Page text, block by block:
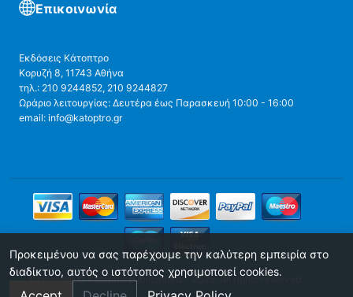
Επικοινωνία
Εκδόσεις Κάτοπτρο
Κορυζή 8, 11743 Αθήνα
τηλ.: 210 9244852, 210 9244827
Ωράριο λειτουργίας: Δευτέρα έως Παρασκευή 10:00 - 16:00
email: info@katoptro.gr
Copyright © Katoptro publications - 2025. All rights reserved.
Προκειμένου να σας παρέχουμε την καλύτερη εμπειρία στο
διαδίκτυο, αυτός ο ιστότοπος χρησιμοποιεί cookies.